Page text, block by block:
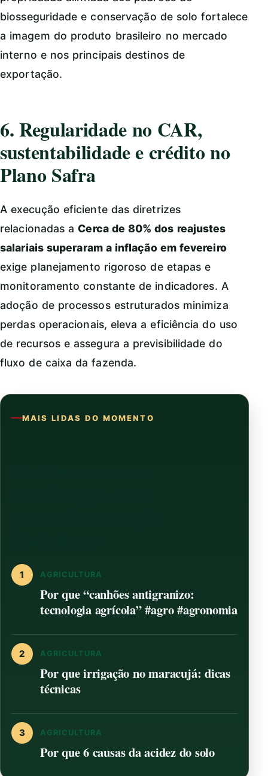
biosseguridade e conservação de solo fortalece
a imagem do produto brasileiro no mercado
interno e nos principais destinos de
exportação.
6. Regularidade no CAR,
sustentabilidade e crédito no
Plano Safra
A execução eficiente das diretrizes
relacionadas aCerca de 80% dos reajustes
salariais superaram a inflação em fevereiro
exige planejamento rigoroso de etapas e
monitoramento constante de indicadores. A
adoção de processos estruturados minimiza
perdas operacionais, eleva a eficiência do uso
de recursos e assegura a previsibilidade do
fluxo de caixa da fazenda.
MAIS LIDAS DO MOMENTO
1 AGRICULTURA
Por que “canhões antigranizo:
tecnologia agrícola” #agro #agronomia
2 AGRICULTURA
Por que irrigação no maracujá: dicas
técnicas
3 AGRICULTURA
Por que 6 causas da acidez do solo